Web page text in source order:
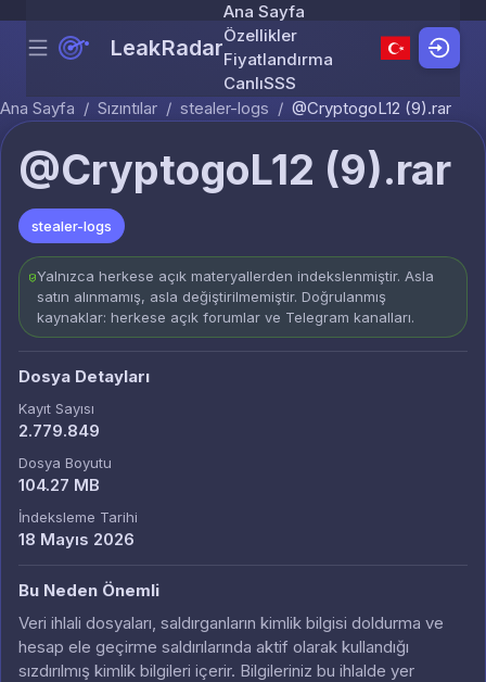
Skip to content
Menu LeakRadar
Ana Sayfa
Özellikler
Fiyatlandırma
CanlıSSS
Ana Sayfa / Sızıntılar / stealer-logs / @CryptogoL12 (9).rar
@CryptogoL12 (9).rar
stealer-logs
Yalnızca herkese açık materyallerden indekslenmiştir. Asla
satın alınmamış, asla değiştirilmemiştir. Doğrulanmış
kaynaklar: herkese açık forumlar ve Telegram kanalları.
Dosya Detayları
Kayıt Sayısı
2.779.849
Dosya Boyutu
104.27 MB
İndeksleme Tarihi
18 Mayıs 2026
Bu Neden Önemli
Veri ihlali dosyaları, saldırganların kimlik bilgisi doldurma ve
hesap ele geçirme saldırılarında aktif olarak kullandığı
sızdırılmış kimlik bilgileri içerir. Bilgileriniz bu ihlalde yer